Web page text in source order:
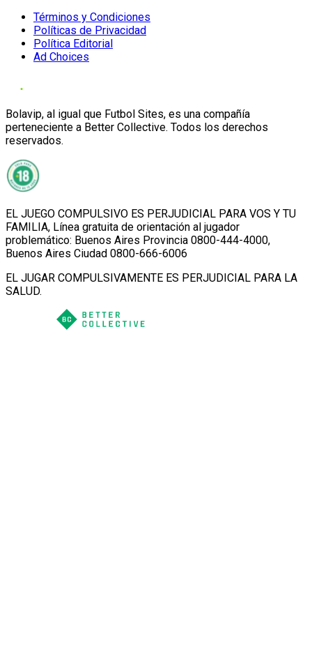
Términos y Condiciones
Políticas de Privacidad
Política Editorial
Ad Choices
Bolavip, al igual que Futbol Sites, es una compañía
perteneciente a Better Collective. Todos los derechos
reservados.
EL JUEGO COMPULSIVO ES PERJUDICIAL PARA VOS Y TU
FAMILIA, Línea gratuita de orientación al jugador
problemático: Buenos Aires Provincia 0800-444-4000,
Buenos Aires Ciudad 0800-666-6006
EL JUGAR COMPULSIVAMENTE ES PERJUDICIAL PARA LA
SALUD.